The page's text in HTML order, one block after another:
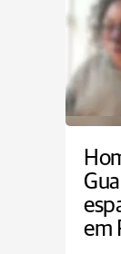
em